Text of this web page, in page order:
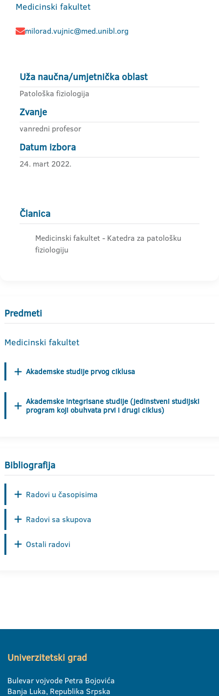
Medicinski fakultet
milorad.vujnic@med.unibl.org
Uža naučna/umjetnička oblast
Patološka fiziologija
Zvanje
vanredni profesor
Datum izbora
24. mart 2022.
Članica
Medicinski fakultet - Katedra za patološku
fiziologiju
Predmeti
Medicinski fakultet
Akademske studije prvog ciklusa
Akademske integrisane studije (jedinstveni studijski
program koji obuhvata prvi i drugi ciklus)
Bibliografija
Radovi u časopisima
Radovi sa skupova
Ostali radovi
Univerzitetski grad
Bulevar vojvode Petra Bojovića
Banja Luka, Republika Srpska